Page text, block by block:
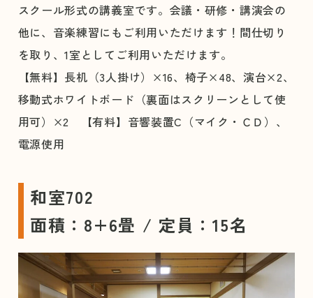
スクール形式の講義室です。会議・研修・講演会の
他に、音楽練習にもご利用いただけます！間仕切り
を取り、1室としてご利用いただけます。
【無料】長机（3人掛け）×16、椅子×48、演台×2、
移動式ホワイトボード（裏面はスクリーンとして使
用可）×2 【有料】音響装置C（マイク・ＣＤ）、
電源使用
和室702
面積：8+6畳 / 定員：15名